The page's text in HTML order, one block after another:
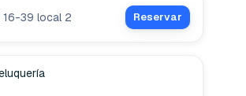
16-39 local 2 Reservar